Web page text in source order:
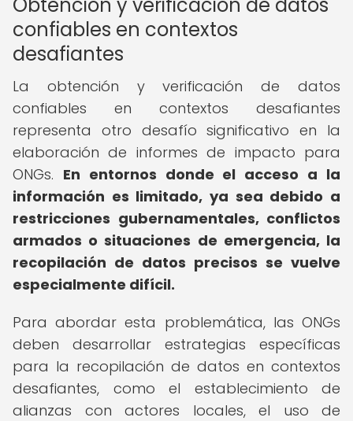
confiables en contextos
desafiantes
La obtención y verificación de datos
confiables en contextos desafiantes
representa otro desafío significativo en la
elaboración de informes de impacto para
ONGs. En entornos donde el acceso a la
información es limitado, ya sea debido a
restricciones gubernamentales, conflictos
armados o situaciones de emergencia, la
recopilación de datos precisos se vuelve
especialmente difícil.
Para abordar esta problemática, las ONGs
deben desarrollar estrategias específicas
para la recopilación de datos en contextos
desafiantes, como el establecimiento de
alianzas con actores locales, el uso de